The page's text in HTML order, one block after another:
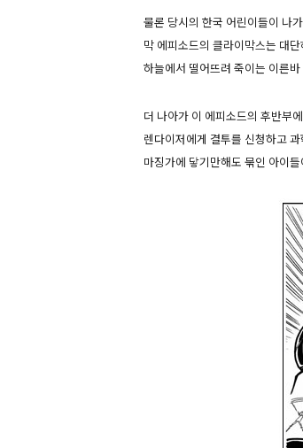
물론 당시의 한국 어린이들이 나
막 에피소드의 클라이막스는 대
하늘에서 떨어뜨려 죽이는 이른
더 나아가 이 에피소드의 후반부
렌다이저에게 결투를 신청하고
마징가에 닿기만해도 묶인 아이